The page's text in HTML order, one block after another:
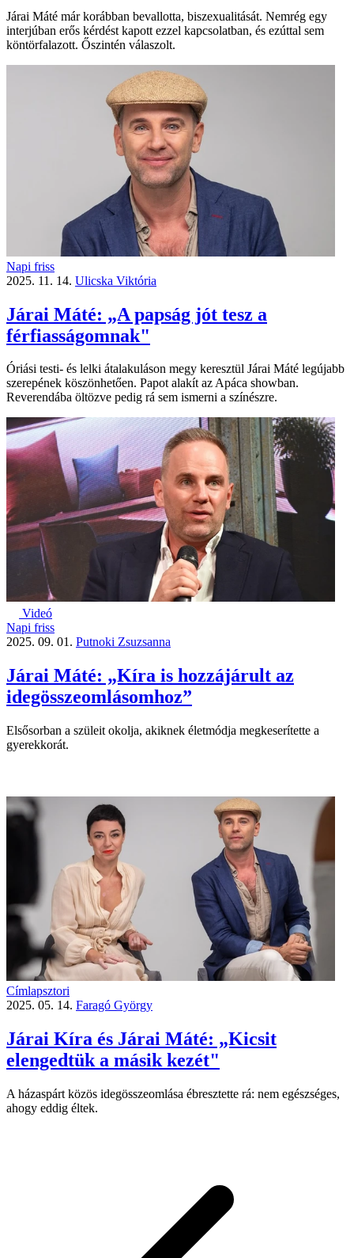
Járai Máté már korábban bevallotta, biszexualitását. Nemrég egy
interjúban erős kérdést kapott ezzel kapcsolatban, és ezúttal sem
köntörfalazott. Őszintén válaszolt.
Napi friss
2025. 11. 14. Ulicska Viktória
Járai Máté: „A papság jót tesz a
férfiasságomnak"
Óriási testi- és lelki átalakuláson megy keresztül Járai Máté legújabb
szerepének köszönhetően. Papot alakít az Apáca showban.
Reverendába öltözve pedig rá sem ismerni a színészre.
Videó
Napi friss
2025. 09. 01. Putnoki Zsuzsanna
Járai Máté: „Kíra is hozzájárult az
idegösszeomlásomhoz”
Elsősorban a szüleit okolja, akiknek életmódja megkeserítette a
gyerekkorát.
Címlapsztori
2025. 05. 14. Faragó György
Járai Kíra és Járai Máté: „Kicsit
elengedtük a másik kezét"
A házaspárt közös idegösszeomlása ébresztette rá: nem egészséges,
ahogy eddig éltek.